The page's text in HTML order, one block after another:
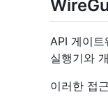
API 게이
실행기와
이러한 접